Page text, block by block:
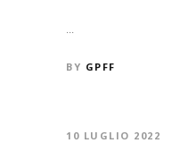
...
BY GPFF
10 LUGLIO 2022